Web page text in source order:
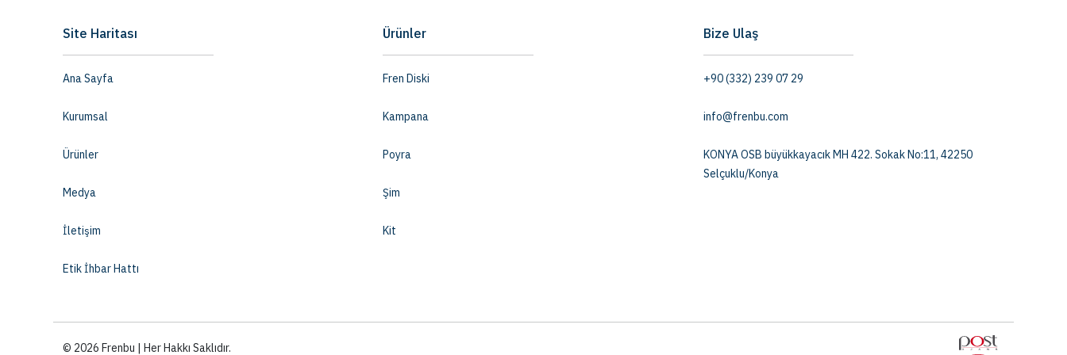
Site Haritası
Ana Sayfa
Kurumsal
Ürünler
Medya
İletişim
Etik İhbar Hattı
Ürünler
Fren Diski
Kampana
Poyra
Şim
Kit
Bize Ulaş
+90 (332) 239 07 29
info@frenbu.com
KONYA OSB büyükkayacık MH 422. Sokak No:11, 42250
Selçuklu/Konya
© 2026 Frenbu | Her Hakkı Saklıdır.